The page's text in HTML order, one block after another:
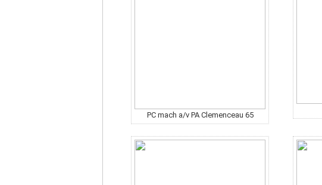
PC mach a/v PA Clemenceau 65